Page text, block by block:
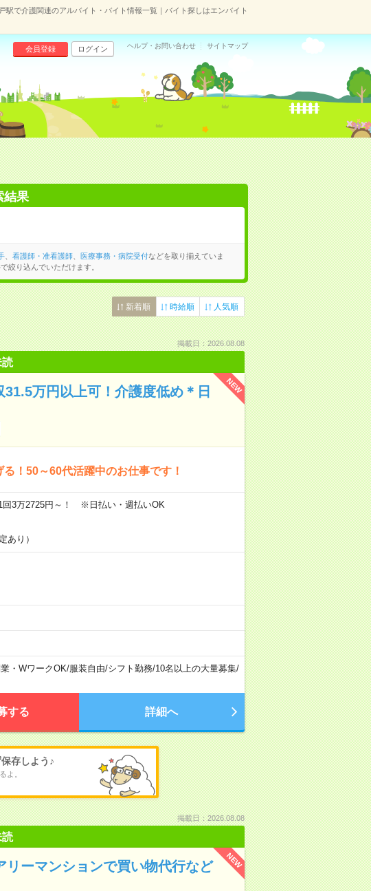
駅で介護関連のアルバイト・バイト情報一覧｜バイト探しはエンバイト
会員登録 ログイン ヘルプ・お問い合わせ サイトマップ
結果
、 看護師・准看護師、 医療事務・病院受付などを取り揃えていま
絞り込んでいただけます。
新着順 時給順 人気順
掲載日：2026.08.08
読
NEW
万円以上可！介護度低め＊日
！50～60代活躍中のお仕事です！
回3万2725円～！ ※日払い・週払いOK
あり）
・WワークOK/服装自由/シフト勤務/10名以上の大量募集/
する 詳細へ
存しよう♪
よ。
掲載日：2026.08.08
読
NEW
リーマンションで買い物代行など